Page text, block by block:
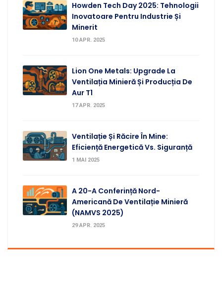
Howden Tech Day 2025: Tehnologii
Inovatoare Pentru Industrie Și
Minerit
10 APR. 2025
Lion One Metals: Upgrade La
Ventilația Minieră Și Producția De
Aur T1
17 APR. 2025
Ventilație Și Răcire În Mine:
Eficiență Energetică Vs. Siguranță
1 MAI 2025
A 20-A Conferință Nord-
Americană De Ventilație Minieră
(NAMVS 2025)
29 APR. 2025